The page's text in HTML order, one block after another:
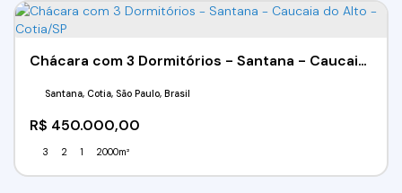
Chácara com 3 Dormitórios - Santana - Caucaia do Alto - Cotia/SP
R$ 450.000,00
Santana, Cotia, São Paulo, Brasil
3 2 1 2000m²